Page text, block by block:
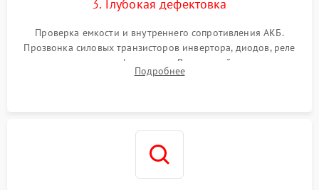
3. Глубокая дефектовка
Проверка емкости и внутреннего сопротивления АКБ.
Прозвонка силовых транзисторов инвертора, диодов, реле
переключения и трансформатора. Визуальный поиск вздутых
конденсаторов и прогаров на печатной плате.
Подробнее